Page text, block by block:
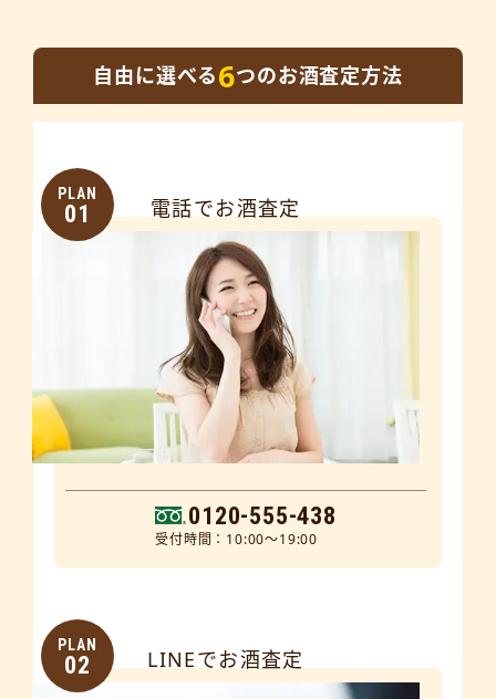
自由に選べる6つのお酒査定方法
PLAN
01 電話でお酒査定
0120-555-438
受付時間：10:00～19:00
PLAN
02 LINEでお酒査定